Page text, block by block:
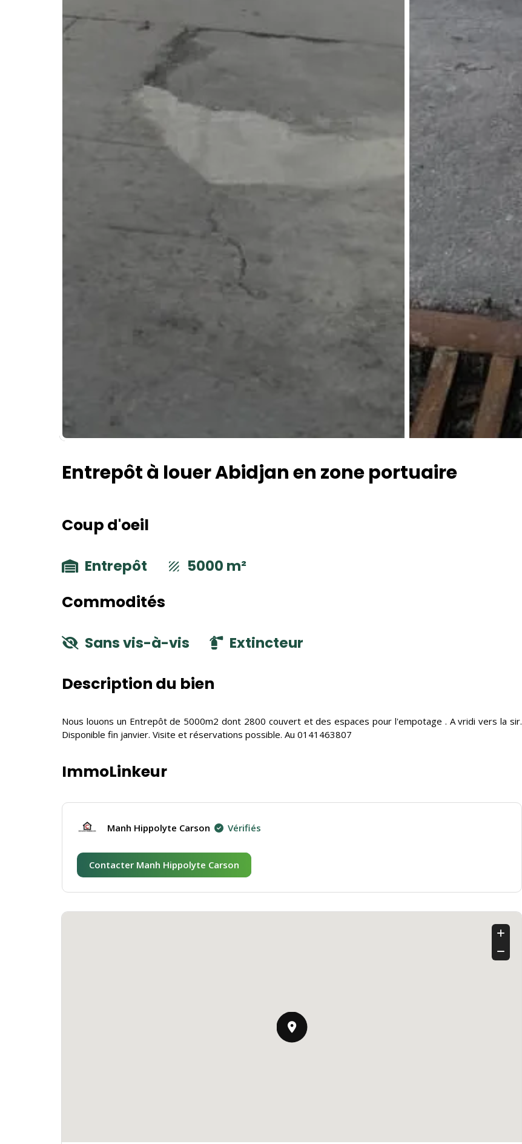
Entrepôt à louer Abidjan en zone portuaire
Coup d'oeil
Entrepôt 5000 m²
Commodités
Sans vis-à-vis Extincteur
Description du bien
Nous louons un Entrepôt de 5000m2 dont 2800 couvert et des espaces pour l'empotage . A vridi vers la sir.
Disponible fin janvier. Visite et réservations possible. Au 0141463807
ImmoLinkeur
Manh Hippolyte Carson Vérifiés
Contacter Manh Hippolyte Carson